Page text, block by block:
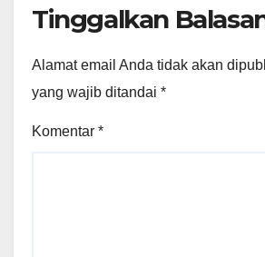
Tinggalkan
Alamat email Anda tidak akan
yang wajib ditandai *
Komentar *